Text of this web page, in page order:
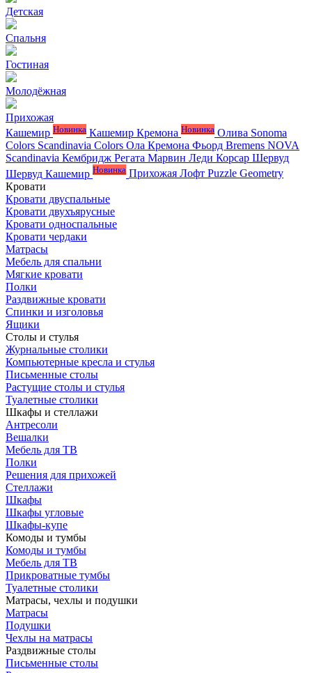
Детская
Спальня
Гостиная
Молодёжная
Прихожая
Кашемир Новинка Кашемир Кремона Новинка Олива Sonoma
Colors Scandinavia Colors Ола Кремона Фьорд Bremens NOVA
Scandinavia Кембридж Регата Марвин Леди Корсар Шервуд
Шервуд Кашемир Новинка Прихожая Лофт Puzzle Geometry
Кровати
Кровати двуспальные
Кровати двухъярусные
Кровати односпальные
Кровати чердаки
Матрасы
Мебель для спальни
Мягкие кровати
Полки
Раздвижные кровати
Спинки и изголовья
Ящики
Столы и стулья
Журнальные столики
Компьютерные кресла и стулья
Письменные столы
Растущие столы и стулья
Туалетные столики
Шкафы и стеллажи
Антресоли
Вешалки
Мебель для ТВ
Полки
Решения для прихожей
Стеллажи
Шкафы
Шкафы угловые
Шкафы-купе
Комоды и тумбы
Комоды и тумбы
Мебель для ТВ
Прикроватные тумбы
Туалетные столики
Матрасы, чехлы и подушки
Матрасы
Подушки
Чехлы на матрасы
Раздвижные столы
Письменные столы